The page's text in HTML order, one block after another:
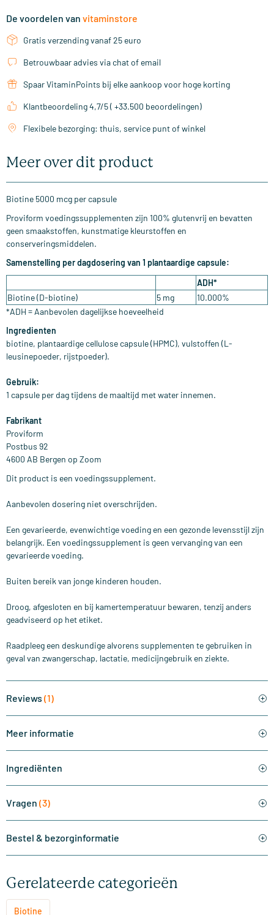
De voordelen van vitaminstore
Gratis verzending vanaf 25 euro
Betrouwbaar advies via chat of email
Spaar VitaminPoints bij elke aankoop voor hoge korting
Klantbeoordeling 4,7/5 ( +33.500 beoordelingen)
Flexibele bezorging: thuis, service punt of winkel
Meer over dit product
Biotine 5000 mcg per capsule
Proviform voedingssupplementen zijn 100% glutenvrij en bevatten
geen smaakstoffen, kunstmatige kleurstoffen en
conserveringsmiddelen.
Samenstelling per dagdosering van 1 plantaardige capsule:
ADH*
Biotine (D-biotine)
5 mg
10.000%
*ADH = Aanbevolen dagelijkse hoeveelheid
Ingredienten
biotine, plantaardige cellulose capsule (HPMC), vulstoffen (L-
leusinepoeder, rijstpoeder).
Gebruik:
1 capsule per dag tijdens de maaltijd met water innemen.
Fabrikant
Proviform
Postbus 92
4600 AB Bergen op Zoom
Dit product is een voedingssupplement.
Aanbevolen dosering niet overschrijden.
Een gevarieerde, evenwichtige voeding en een gezonde levensstijl zijn
belangrijk. Een voedingssupplement is geen vervanging van een
gevarieerde voeding.
Buiten bereik van jonge kinderen houden.
Droog, afgesloten en bij kamertemperatuur bewaren, tenzij anders
geadviseerd op het etiket.
Raadpleeg een deskundige alvorens supplementen te gebruiken in
geval van zwangerschap, lactatie, medicijngebruik en ziekte.
Reviews (1)
Meer informatie
Ingrediënten
Vragen (3)
Bestel & bezorginformatie
Gerelateerde categorieën
Biotine